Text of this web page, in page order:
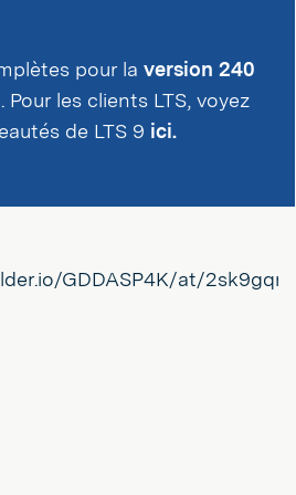
pour la version 240
. Pour les clients LTS, voyez
de LTS 9 ici.